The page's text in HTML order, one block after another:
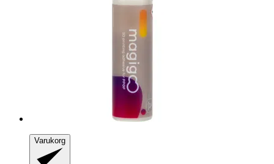
Varukorg